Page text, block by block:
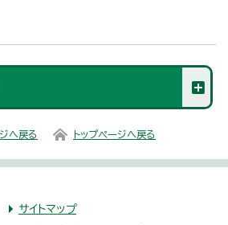
へ戻る トップページへ戻る
サイトマップ